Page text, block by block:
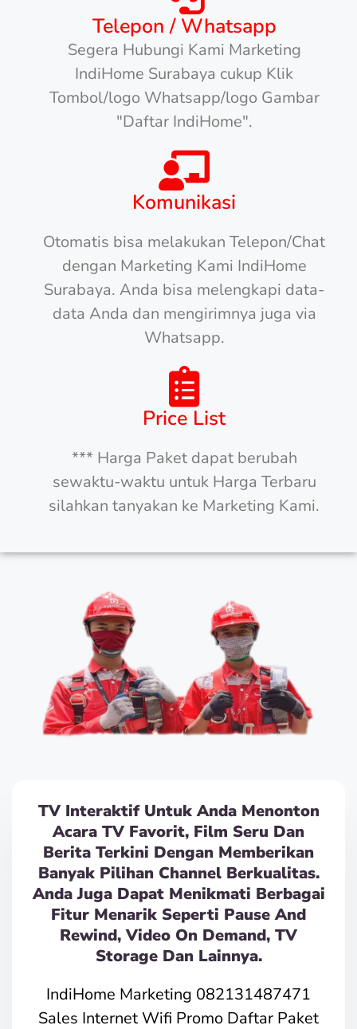
Telepon / Whatsapp
Segera Hubungi Kami Marketing
IndiHome Surabaya cukup Klik
Tombol/logo Whatsapp/logo Gambar
"Daftar IndiHome".
Komunikasi
Otomatis bisa melakukan Telepon/Chat
dengan Marketing Kami IndiHome
Surabaya. Anda bisa melengkapi data-
data Anda dan mengirimnya juga via
Whatsapp.
Price List
*** Harga Paket dapat berubah
sewaktu-waktu untuk Harga Terbaru
silahkan tanyakan ke Marketing Kami.
TV Interaktif Untuk Anda Menonton
Acara TV Favorit, Film Seru Dan
Berita Terkini Dengan Memberikan
Banyak Pilihan Channel Berkualitas.
Anda Juga Dapat Menikmati Berbagai
Fitur Menarik Seperti Pause And
Rewind, Video On Demand, TV
Storage Dan Lainnya.
IndiHome Marketing 082131487471
Sales Internet Wifi Promo Daftar Paket